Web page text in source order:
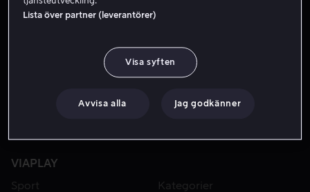
VIAPLAY
Sport
Kategorier
Lista över partner (leverantörer)
Visa syften
Avvisa alla Jag godkänner